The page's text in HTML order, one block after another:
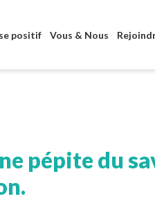
positif Vous & Nous
pépite du